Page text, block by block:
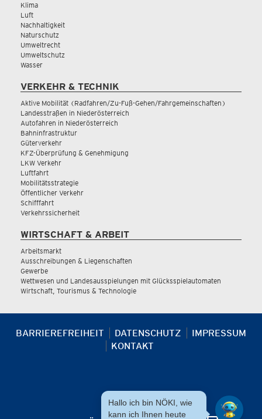
Klima
Luft
Nachhaltigkeit
Naturschutz
Umweltrecht
Umweltschutz
Wasser
VERKEHR & TECHNIK
Aktive Mobilität (Radfahren/Zu-Fuß-Gehen/Fahrgemeinschaften)
Landesstraßen in Niederösterreich
Autofahren in Niederösterreich
Bahninfrastruktur
Güterverkehr
KFZ-Überprüfung & Genehmigung
LKW Verkehr
Luftfahrt
Mobilitätsstrategie
Öffentlicher Verkehr
Schifffahrt
Verkehrssicherheit
WIRTSCHAFT & ARBEIT
Arbeitsmarkt
Ausschreibungen & Liegenschaften
Gewerbe
Wettwesen und Landesausspielungen mit Glücksspielautomaten
Wirtschaft, Tourismus & Technologie
BARRIEREFREIHEIT DATENSCHUTZ
IMPRESSUM
KONTAKT
Hallo ich bin NÖKI, wie
kann ich Ihnen heute